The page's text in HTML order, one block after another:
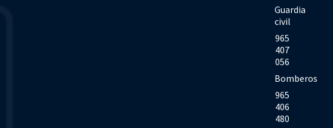
Guardia
civil
965
407
056
Bomberos
965
406
480